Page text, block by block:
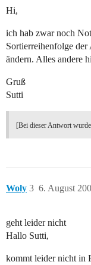
Hi,
ich hab zwar noch
Sortierreihenfolge
ändern. Alles andere
Gruß
Sutti
[Bei dieser Antwort
Woly 6. August
3
geht leider nicht
Hallo Sutti,
kommt leider nicht in